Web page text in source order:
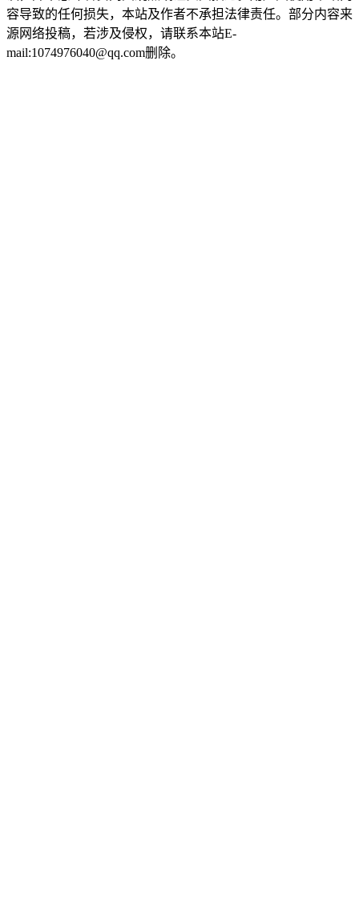
容导致的任何损失，本站及作者不承担法律责任。部分内容来
源网络投稿，若涉及侵权，请联系本站E-
mail:1074976040@qq.com删除。